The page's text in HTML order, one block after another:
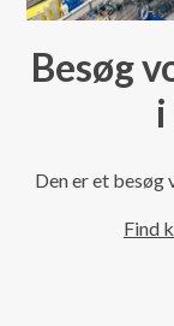
Besøg
Den er et besøg
Find